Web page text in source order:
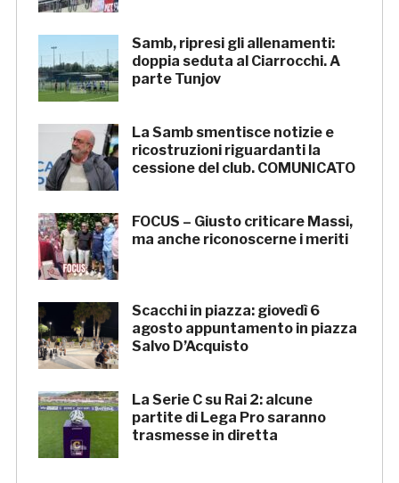
Samb, ripresi gli allenamenti:
doppia seduta al Ciarrocchi. A
parte Tunjov
La Samb smentisce notizie e
ricostruzioni riguardanti la
cessione del club. COMUNICATO
FOCUS – Giusto criticare Massi,
ma anche riconoscerne i meriti
Scacchi in piazza: giovedì 6
agosto appuntamento in piazza
Salvo D’Acquisto
La Serie C su Rai 2: alcune
partite di Lega Pro saranno
trasmesse in diretta